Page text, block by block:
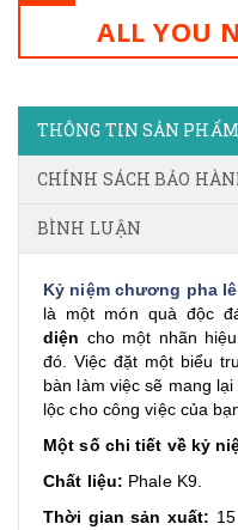
ALL YOU
THÔNG TIN SẢN PHẨM
CHÍNH SÁCH BẢO
BÌNH LUẬN
Kỷ niệm chương pha lê
là một món quà độc
diện cho một nhãn
đó. Việc đặt một biểu
bàn làm việc sẽ mang lại
lộc cho công việc của
Một số chi tiết về kỷ
Chất liệu: Phale K9.
Thời gian sản xuất: